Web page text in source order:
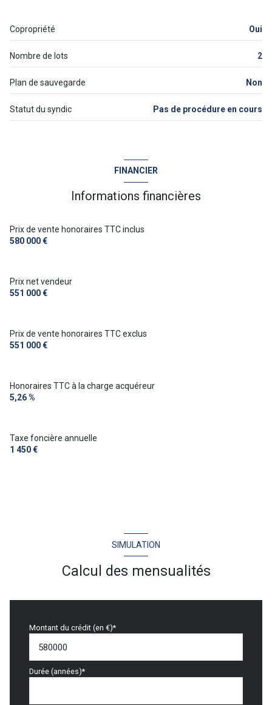
Copropriété Oui
Nombre de lots 2
Plan de sauvegarde Non
Statut du syndic Pas de procédure en cours
FINANCIER
Informations financières
Prix de vente honoraires TTC inclus
580 000 €
Prix net vendeur
551 000 €
Prix de vente honoraires TTC exclus
551 000 €
Honoraires TTC à la charge acquéreur
5,26 %
Taxe foncière annuelle
1 450 €
SIMULATION
Calcul des mensualités
Montant du crédit (en €)*
Durée (années)*